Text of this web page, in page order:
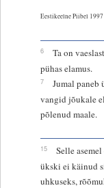
Eestikeelne Piibel 1997
6
Ta on
pühas elamus.
7
Jumal paneb
vangid jõukale
põlenud maale.
15
Selle
ükski ei käinud
uhkuseks,